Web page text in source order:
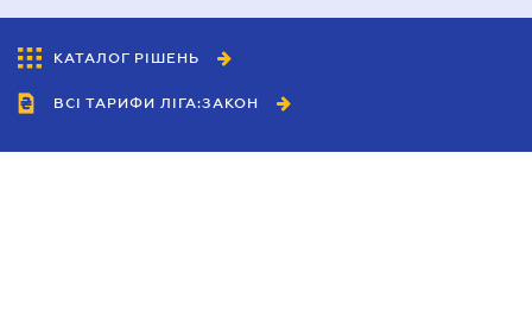
КАТАЛОГ РІШЕНЬ
ВСІ ТАРИФИ ЛІГА:ЗАКОН